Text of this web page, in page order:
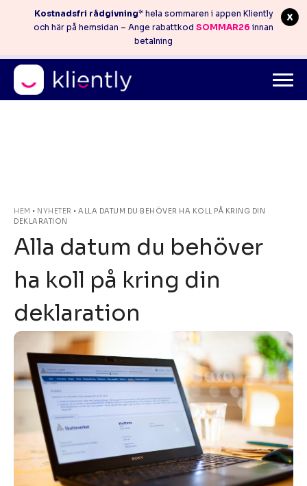
Skip
content
Kostnadsfri rådgivning* hela sommaren i appen Kliently
och här på hemsidan – Ange rabattkod SOMMAR26 innan
betalning
08-410 05 220
HEM • NYHETER • ALLA DATUM DU BEHÖVER HA KOLL PÅ KRING DIN
DEKLARATION
Alla datum du behöver
ha koll på kring din
deklaration